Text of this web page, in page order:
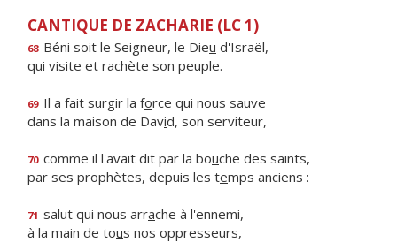
CANTIQUE DE ZACHARIE (LC 1)
68 Béni soit le Seigneur, le Dieu d'Israël,
qui visite et rachète son peuple.
69 Il a fait surgir la force qui nous sauve
dans la maison de David, son serviteur,
70 comme il l'avait dit par la bouche des saints,
par ses prophètes, depuis les temps anciens :
71 salut qui nous arrache à l'ennemi,
à la main de tous nos oppresseurs,